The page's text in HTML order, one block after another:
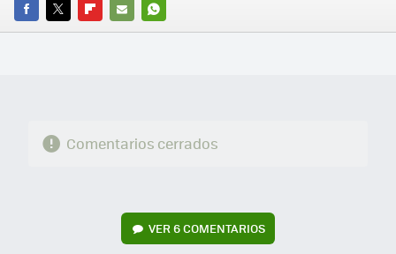
FACEBOOK
TWITTERFLIPBOARD
E-
WHATSAPP
Comentarios cerrados
VER6 COMENTARIOS